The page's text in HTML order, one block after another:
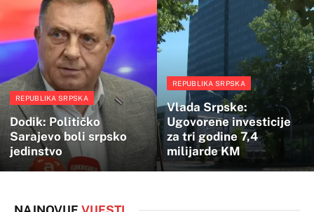
REPUBLIKA SRPSKA
Dodik: Političko
Sarajevo boli srpsko
jedinstvo
REPUBLIKA SRPSKA
Vlada Srpske:
Ugovorene investicije
za tri godine 7,4
milijarde KM